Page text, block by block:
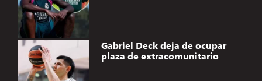
Gabriel Deck deja de ocupar
plaza de extracomunitario